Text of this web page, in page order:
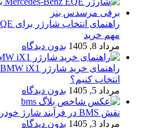
مهم خرید
مرداد 8, 1405
بدون دیدگاه
انتخاب کنیم؟
مرداد 5, 1405
بدون دیدگاه
نقش BMS در فرآیند شارژ خودرو برقی
مرداد 3, 1405
بدون دیدگاه